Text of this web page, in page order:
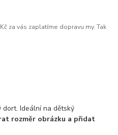
za vás zaplatíme dopravu my. Tak
dort. Ideální na dětský
rozměr obrázku a přidat